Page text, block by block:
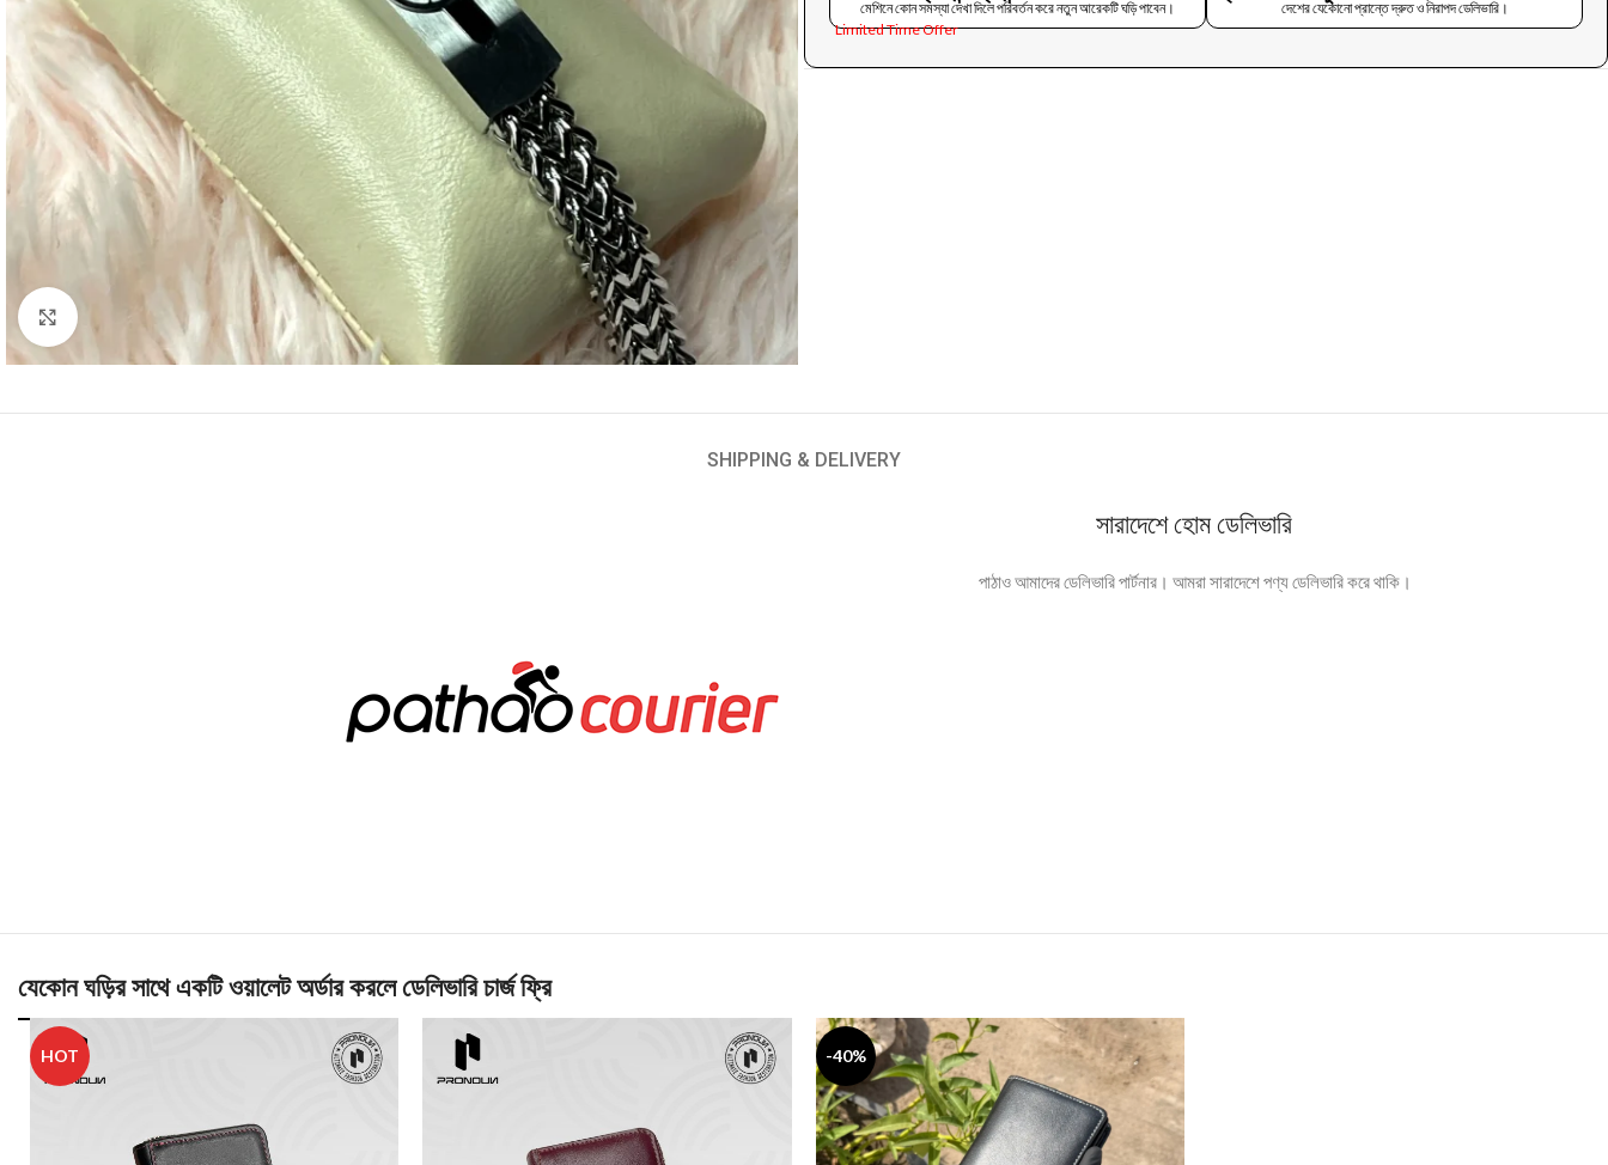
Click to enlarge
মেশিনে কোন সমস্যা দেখা দিলে পরিবর্তন করে নতুন আরেকটি ঘড়ি পাবেন।
দেশের যেকোনো প্রান্তে দ্রুত ও নিরাপদ ডেলিভারি।
Limited Time Offer
SHIPPING & DELIVERY
সারাদেশে হোম ডেলিভারি
পাঠাও আমাদের ডেলিভারি পার্টনার। আমরা সারাদেশে পণ্য ডেলিভারি করে থাকি।
যেকোন ঘড়ির সাথে একটি ওয়ালেট অর্ডার করলে ডেলিভারি চার্জ ফ্রি
HOT -40%